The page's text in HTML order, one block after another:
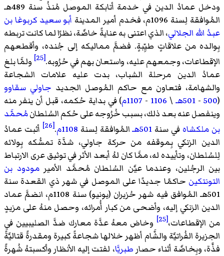
ودخل عمادُ الدين في خدمة أتابكة الموصل مُنذُ سنة 489هـ
المُوافقة لِسنة 1096م، فخدم أمير المدينة
أبو سعيد كربوغا بن
عبدُ الله الجلالي، الذي اعتنى به عنايةً خاصَّة، نظرًا لما كانت تربطه
بِوالده من علاقاتٍ طيِّبةٍ. فضمَّ مماليكه إلى جُنده، وأقطعهم
الإقطاعات، وجمعهم عليه، واستعان بهم في حُرُوبه.[25]
ولمَّا بلغ
عمادُ الدين مرحلة الشباب، بدت عليه علامات الشجاعة
والشهامة، فتعاون مع حاكم المُوصل الجديد جاولي سقاوو
(
500
- 501هـ \
1106
- 1107م ) في بداية حُكمه، قبل أن ينفر منه
وينفصل عنه بعد ذلك، بسبب خُرُوجه على حُكم السُلطانمُحمَّد
بن ملكشاه في سنة 501هـ المُوافقة لِسنة 1108م .
[26]
أثبت عمادُ
الدين الزنكي بِموقفه من حركة جاولي، شدَّة تمسُّكه بِولائه
لِلسُلطان، وتأييده له، ممَّا كان لهُ أبعد الأثر في توثيق عرى الارتباط
بين الرجُلين، وعندما عيَّن السُلطان مُحمَّد الأميرمودود بن
التونتكين حاكمًا جديدًا على الموصل في شهر ذي القعدة سنة
501هـ المُوافق فيه شهر حُزيران (يونيو) سنة 1108م، انضمَّ عماد
الدين الزنكي إليه، وأضحى من كبار أُمرائه، وحصل منهُ على مزيدٍ
من الإقطاعات،[25]
وخاض معهُ عدَّة معارك ضدَّ الصليبيين في
الجزيرة الفُراتيَّة والشَّام أظهر خلالها شجاعةً كبيرة ومقدرةً قتاليَّةً
فذَّة، وبِخاصَّة أثناء حصار طبريَّا، لفتت إليه الأنظار وأكسبتهُ شُهرةً